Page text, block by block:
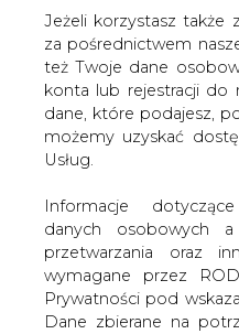
Jeżeli korzystasz także
za pośrednictwem
też Twoje dane
konta lub rejestracji do
dane, które podajesz,
możemy uzyskać
Usług.
Informacje
danych osobowych
przetwarzania oraz
wymagane przez
Prywatności pod
Dane zbierane na
Strona główna / SERWIS
Wrocław - wspólpraca z
2003-01-30 00:00